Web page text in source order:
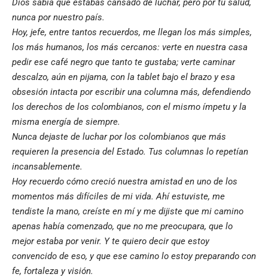
Dios sabía que estabas cansado de luchar, pero por tu salud,
nunca por nuestro país.
Hoy, jefe, entre tantos recuerdos, me llegan los más simples,
los más humanos, los más cercanos: verte en nuestra casa
pedir ese café negro que tanto te gustaba; verte caminar
descalzo, aún en pijama, con la tablet bajo el brazo y esa
obsesión intacta por escribir una columna más, defendiendo
los derechos de los colombianos, con el mismo ímpetu y la
misma energía de siempre.
Nunca dejaste de luchar por los colombianos que más
requieren la presencia del Estado. Tus columnas lo repetían
incansablemente.
Hoy recuerdo cómo creció nuestra amistad en uno de los
momentos más difíciles de mi vida. Ahí estuviste, me
tendiste la mano, creíste en mí y me dijiste que mi camino
apenas había comenzado, que no me preocupara, que lo
mejor estaba por venir. Y te quiero decir que estoy
convencido de eso, y que ese camino lo estoy preparando con
fe, fortaleza y visión.